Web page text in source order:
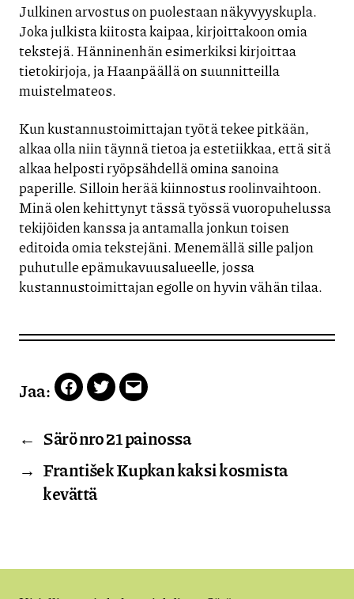
Julkinen arvostus on puolestaan näkyvyyskupla.
Joka julkista kiitosta kaipaa, kirjoittakoon omia
tekstejä. Hänninenhän esimerkiksi kirjoittaa
tietokirjoja, ja Haanpäällä on suunnitteilla
muistelmateos.
Kun kustannustoimittajan työtä tekee pitkään,
alkaa olla niin täynnä tietoa ja estetiikkaa, että sitä
alkaa helposti ryöpsähdellä omina sanoina
paperille. Silloin herää kiinnostus roolinvaihtoon.
Minä olen kehittynyt tässä työssä vuoropuhelussa
tekijöiden kanssa ja antamalla jonkun toisen
editoida omia tekstejäni. Menemällä sille paljon
puhutulle epämukavuusalueelle, jossa
kustannustoimittajan egolle on hyvin vähän tilaa.
Jaa: Facebook
TwitterEmail
← Särö nro 21 painossa
→ František Kupkan kaksi kosmista
kevättä